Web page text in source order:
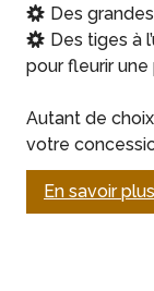
Des
Des tiges à
pour fleurir
Autant de
votre
En savoir plus